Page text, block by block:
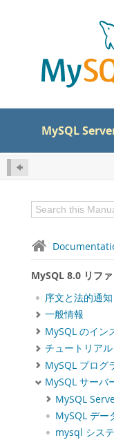
MySQL
MySQL 8.0 リフ
序文と法的通知
一般情報
MySQL のイン
チュートリアル
MySQL プログ
MySQL サーバ
MySQL
MySQL デー
mysql シス